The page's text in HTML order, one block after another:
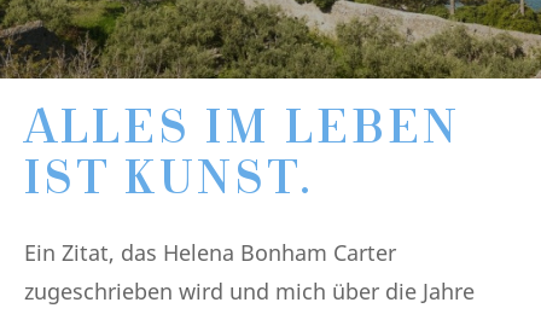
ALLES IM LEBEN
IST KUNST.
Ein Zitat, das Helena Bonham Carter
zugeschrieben wird und mich über die Jahre